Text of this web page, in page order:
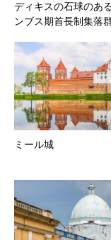
ディキスの石球のあ
ンブス期首長制集落
ミール城